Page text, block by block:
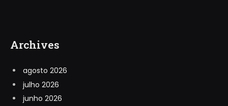
Archives
agosto 2026
julho 2026
junho 2026